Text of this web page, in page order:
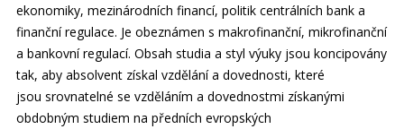
ekonomiky, mezinárodních financí, politik centrálních bank a
finanční regulace. Je obeznámen s makrofinanční, mikrofinanční
a bankovní regulací. Obsah studia a styl výuky jsou koncipovány
tak, aby absolvent získal vzdělání a dovednosti, které
jsou srovnatelné se vzděláním a dovednostmi získanými
obdobným studiem na předních evropských